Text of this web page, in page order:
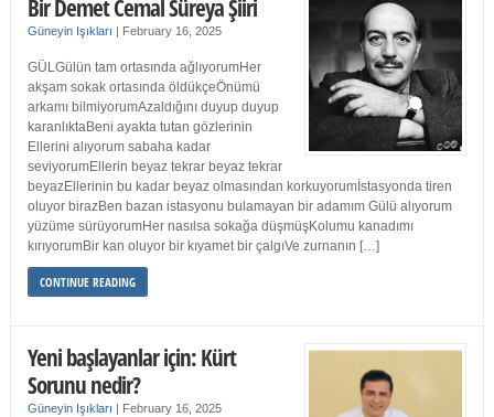
Bir Demet Cemal Süreya Şiiri
Güneyin Işıkları | February 16, 2025
GÜLGülün tam ortasında ağlıyorumHer
akşam sokak ortasında öldükçeÖnümü
arkamı bilmiyorumAzaldığını duyup duyup
karanlıktaBeni ayakta tutan gözlerinin
Ellerini alıyorum sabaha kadar
seviyorumEllerin beyaz tekrar beyaz tekrar
beyazEllerinin bu kadar beyaz olmasından korkuyorumİstasyonda tiren
oluyor birazBen bazan istasyonu bulamayan bir adamım Gülü alıyorum
yüzüme sürüyorumHer nasılsa sokağa düşmüşKolumu kanadımı
kırıyorumBir kan oluyor bir kıyamet bir çalgıVe zurnanın […]
CONTINUE READING
Yeni başlayanlar için: Kürt
Sorunu nedir?
Güneyin Işıkları | February 16, 2025